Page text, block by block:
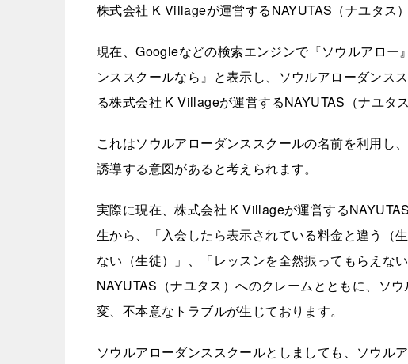
株式会社 K Villageが運営するNAYUTAS（ナユタス
現在、Googleなどの検索エンジンで『ソウルアロ
ンススクールなら』と表示し、ソウルアローダンス
る株式会社 K Villageが運営するNAYUTAS（ナユタ
これはソウルアローダンススクールの名前を利用し
誘導する意図があると考えられます。
実際に現在、株式会社 K Villageが運営する
生から、「入会したら表示されている料金と違う（
ない（生徒）」、「レッスンを全然振ってもらえな
NAYUTAS（ナユタス）へのクレームとともに、ソ
変、不本意なトラブルが生じております。
ソウルアローダンススクールとしましても、ソウル